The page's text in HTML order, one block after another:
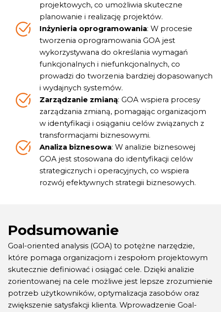
projektowych, co umożliwia skuteczne
planowanie i realizację projektów.
Inżynieria oprogramowania: W procesie
tworzenia oprogramowania GOA jest
wykorzystywana do określania wymagań
funkcjonalnych i niefunkcjonalnych, co
prowadzi do tworzenia bardziej dopasowanych
i wydajnych systemów.
Zarządzanie zmianą: GOA wspiera procesy
zarządzania zmianą, pomagając organizacjom
w identyfikacji i osiąganiu celów związanych z
transformacjami biznesowymi.
Analiza biznesowa: W analizie biznesowej
GOA jest stosowana do identyfikacji celów
strategicznych i operacyjnych, co wspiera
rozwój efektywnych strategii biznesowych.
Podsumowanie
Goal-oriented analysis (GOA) to potężne narzędzie,
które pomaga organizacjom i zespołom projektowym
skutecznie definiować i osiągać cele. Dzięki analizie
zorientowanej na cele możliwe jest lepsze zrozumienie
potrzeb użytkowników, optymalizacja zasobów oraz
zwiększenie satysfakcji klienta. Wprowadzenie Goal-